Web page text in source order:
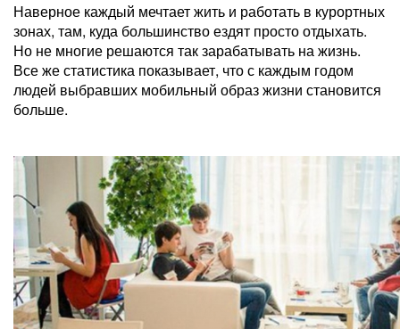
Наверное каждый мечтает жить и работать в курортных
зонах, там, куда большинство ездят просто отдыхать.
Но не многие решаются так зарабатывать на жизнь.
Все же статистика показывает, что с каждым годом
людей выбравших мобильный образ жизни становится
больше.